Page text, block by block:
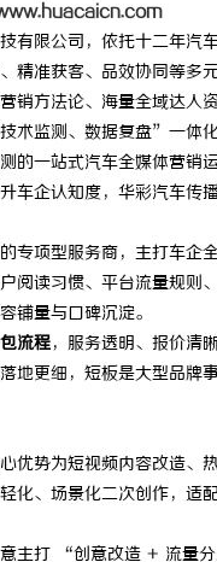
有限公司，依托十二年
精准获客、品效协同等多
销方法论、海量全域达
术监测、数据复盘”一体
的一站式汽车全媒体营
车企认知度，华彩汽车
专项型服务商，主打车
阅读习惯、平台流量规
铺量与口碑沉淀。
流程，服务透明、报价清
地更细，短板是大型品
优势为短视频内容改造
化、场景化二次创作，
主打 “创意改造 + 流量